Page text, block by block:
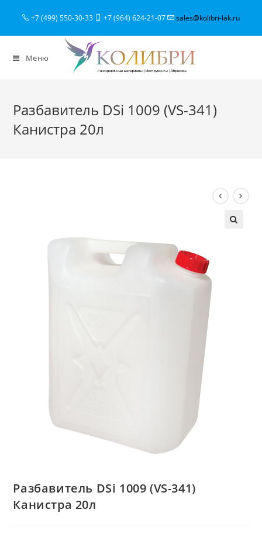
+7 (499) 550-30-33 +7 (964) 624-21-07 sales@kolibri-lak.ru
Меню
Разбавитель DSi 1009 (VS-341)
Канистра 20л
Разбавитель DSi 1009 (VS-341)
Канистра 20л